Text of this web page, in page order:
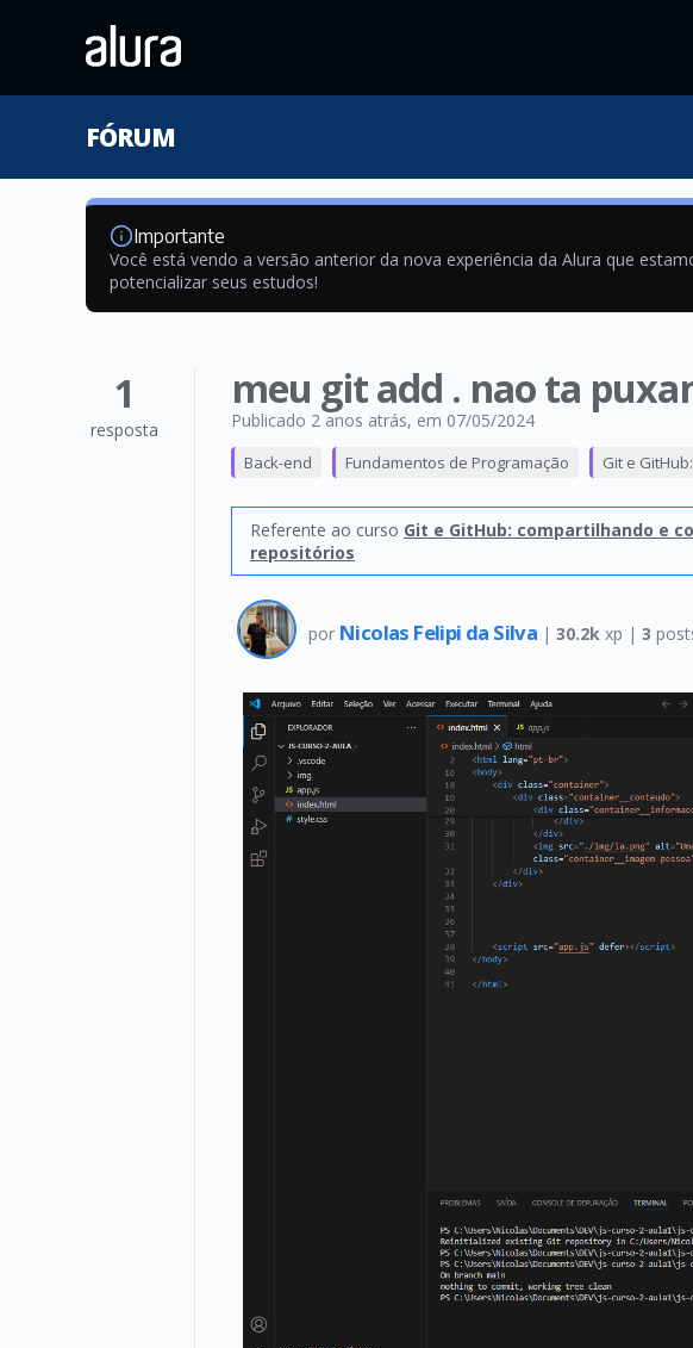
FÓRUM
Importante
Você está vendo a versão anterior da nova experiência da Alura que
potencializar seus estudos!
1
resposta
meu git add . nao ta
Publicado 2 anos atrás, em 07/05/2024
Back-end Fundamentos de Programação Git e
Referente ao curso Git e GitHub: compartilhando e
repositórios
por Nicolas Felipi da Silva | 30.2k xp | 3